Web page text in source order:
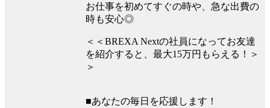
お仕事を初めてすぐの時や、急な出費の
時も安心◎
＜＜BREXA Nextの社員になってお友達
を紹介すると、最大15万円もらえる！＞
＞
■あなたの毎日を応援します！